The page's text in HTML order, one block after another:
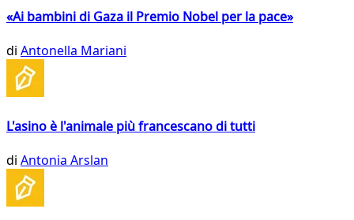
«Ai bambini di Gaza il Premio Nobel per la pace»
di Antonella Mariani
L'asino è l'animale più francescano di tutti
di Antonia Arslan